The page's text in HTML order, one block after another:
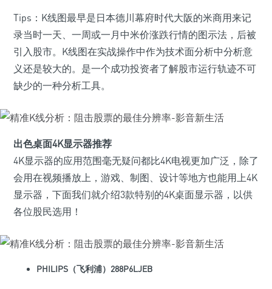
Tips：K线图最早是日本德川幕府时代大阪的米商用来记
录当时一天、一周或一月中米价涨跌行情的图示法，后被
引入股市。K线图在实战操作中作为技术面分析中分析意
义还是较大的。是一个成功投资者了解股市运行轨迹不可
缺少的一种分析工具。
出色桌面4K显示器推荐
4K显示器的应用范围毫无疑问都比4K电视更加广泛，除了
会用在视频播放上，游戏、制图、设计等地方也能用上4K
显示器，下面我们就介绍3款特别的4K桌面显示器，以供
各位股民选用！
PHILIPS（飞利浦）288P6LJEB